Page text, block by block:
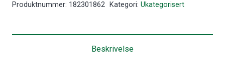
Produktnummer: 182301862 Kategori: Ukategorisert
Beskrivelse